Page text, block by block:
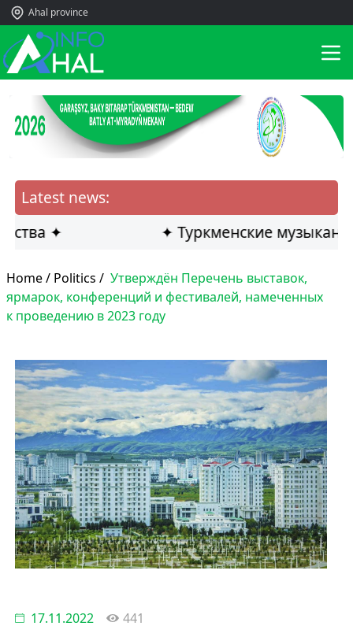
Ahal province
Latest news:
✦
✦ Туркменские музыканты
Home / Politics / Утверждён Перечень выставок,
ярмарок, конференций и фестивалей, намеченных
к проведению в 2023 году
17.11.2022 441